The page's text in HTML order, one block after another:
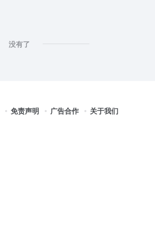
没有了
免责声明 广告合作 关于我们